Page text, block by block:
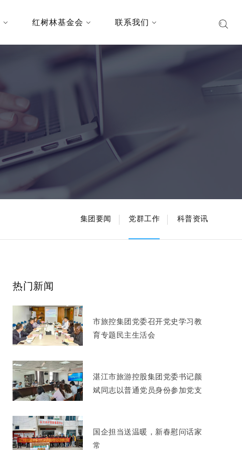
红树林基金会 联系我们
集团要闻 党群工作 科普资讯
热门新闻
市旅控集团党委召开党史学习教
育专题民主生活会
湛江市旅游控股集团党委书记颜
斌同志以普通党员身份参加党支
国企担当送温暖，新春慰问话家
常